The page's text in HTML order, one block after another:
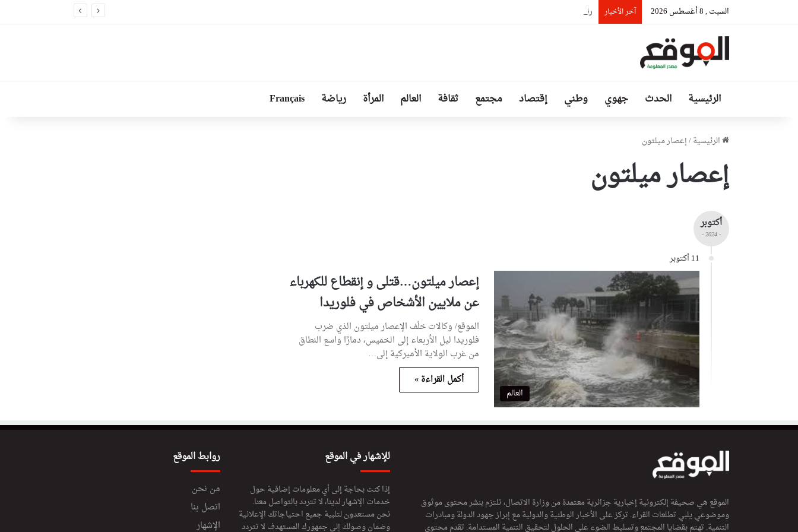
السبت , 8 أغسطس 2026 آخر الأخبار رئيس حكومة مالي: لا توجد أزمة مع الجزائر وهناك تقارب تام في وجهات النظر مع الرئيس تبون
الرئيسية الحدث جهوي وطني إقتصاد مجتمع ثقافة العالم المرأة رياضة Français
الرئيسية/إعصار ميلتون
إعصار ميلتون
أكتوبر
- 2024 -
11 أكتوبر
العالم
إعصار ميلتون…قتلى و إنقطاع للكهرباء
عن ملايين الأشخاص في فلوريدا
الموقع/ وكالات خلّف الإعصار ميلتون الذي ضرب
فلوريدا ليل الأربعاء إلى الخميس، دمارًا واسع النطاق
من غرب الولاية الأميركية إلى…
أكمل القراءة »
الموقع هي صحيفة إلكترونية إخبارية جزائرية معتمدة من وزارة الاتصال، تلتزم بنشر محتوى موثوق
وموضوعي يلبي تطلعات القراء. تركز على الأخبار الوطنية والدولية مع إبراز جهود الدولة ومبادرات
التنمية. تهتم بقضايا المجتمع وتسليط الضوء على الحلول لتحقيق التنمية المستدامة. تقدم محتوى
للإشهار في الموقع
إذا كنت بحاجة إلى أي معلومات إضافية حول
خدمات الإشهار لدينا، لا تتردد بالتواصل معنا.
نحن مستعدون لتلبية جميع احتياجاتك الإعلانية
وضمان وصولك إلى جمهورك المستهدف لا تتردد
روابط الموقع
من نحن
اتصل بنا
الإشهار